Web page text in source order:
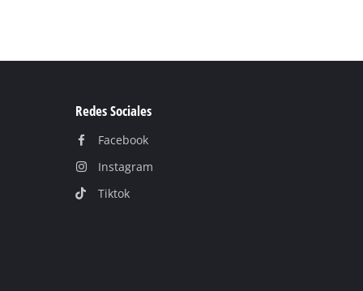
Redes Sociales
Facebook
Instagram
Tiktok